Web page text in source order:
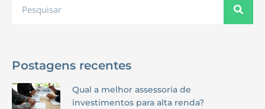
Postagens recentes
Qual a melhor assessoria de
investimentos para alta renda?